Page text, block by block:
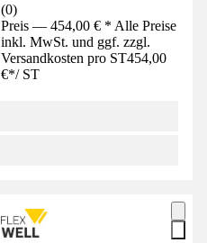
(0)
Preis — 454,00 € * Alle Preise
inkl. MwSt. und ggf. zzgl.
Versandkosten pro ST454,00
€*/ ST